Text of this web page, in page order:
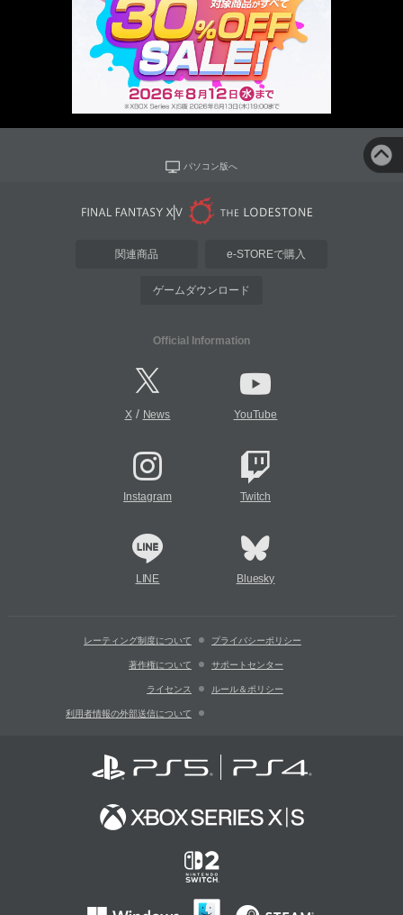
パソコン版へ
関連商品 e-STOREで購入
ゲームダウンロード
Official Information
X/ News YouTube
Instagram Twitch
LINE Bluesky
レーティング制度について プライバシーポリシー
著作権について サポートセンター
ライセンス ルール＆ポリシー
利用者情報の外部送信について